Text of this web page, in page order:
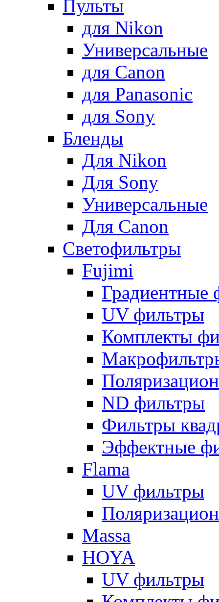
Пульты
для Nikon
Универсальные
для Canon
для Panasonic
для Sony
Бленды
Для Nikon
Для Sony
Универсальные
Для Canon
Светофильтры
Fujimi
Градиентные
UV фильтры
Комплекты
ND фильтры
Фильтры
Эффектные
Flama
UV фильтры
Massa
HOYA
UV фильтры